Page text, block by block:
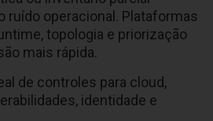
ruído operacional. Plataformas
topologia e priorização
mais rápida.
de controles para cloud,
identidade e